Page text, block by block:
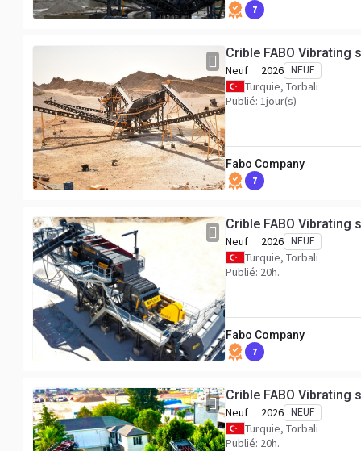
7
Crible FABO Vibrating
Neuf 2026 NEUF
Turquie, Torbali
Publié: 1jour(s)
Fabo Company
7
Crible FABO Vibrating
Neuf 2026 NEUF
Turquie, Torbali
Publié: 20h.
Fabo Company
7
Crible FABO Vibrating
Neuf 2026 NEUF
Turquie, Torbali
Publié: 20h.